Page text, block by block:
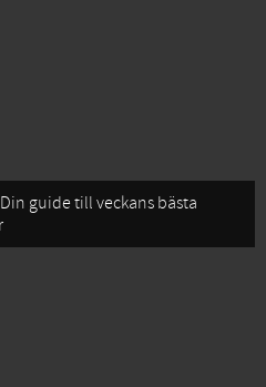
guide till veckans bästa